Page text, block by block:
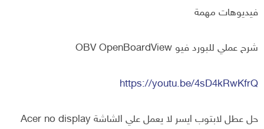
فيديوهات مهمة
شرح عملي للبورد فيو OBV OpenBoardView
https://youtu.be/4sD4kRwKfrQ
حل عطل لابتوب ايسر لا يعمل علي الشاشة Acer no display